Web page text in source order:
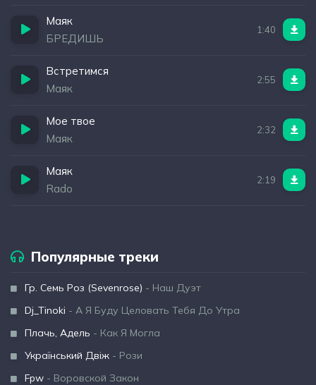
Маяк
БРЕДИШЬ
1:40
Встретимся
Маяк
2:55
Мое твое
Маяк
2:32
Маяк
Rado
2:19
Популярные треки
Гр. Семь Роз (Sevenrose) - Наш Дуэт
Dj_Tinoki - А Я Буду Целовать Тебя До Утра
Плачь, Адель - Как Я Могла
Український Двіж - Рози
Fpw - Воровской Закон